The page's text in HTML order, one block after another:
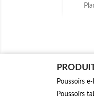
Poussoirs
Poussoirs